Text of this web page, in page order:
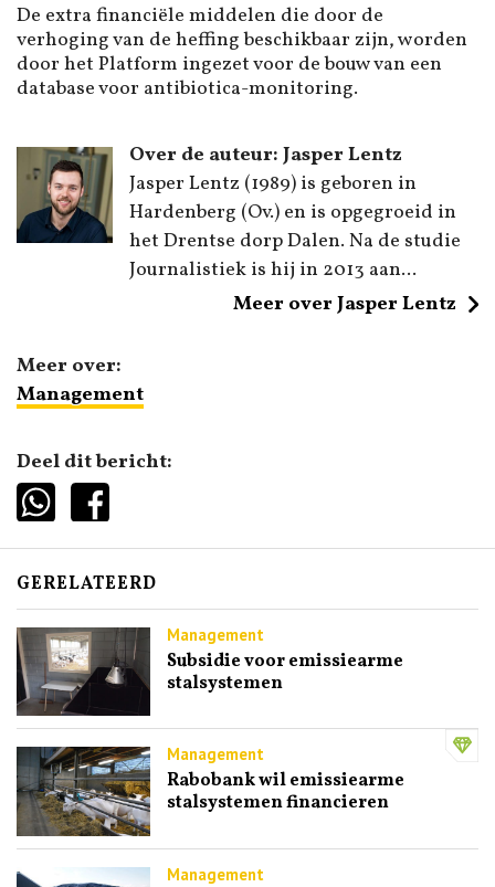
De extra financiële middelen die door de
verhoging van de heffing beschikbaar zijn, worden
door het Platform ingezet voor de bouw van een
database voor antibiotica-monitoring.
Over de auteur: Jasper Lentz
Jasper Lentz (1989) is geboren in
Hardenberg (Ov.) en is opgegroeid in
het Drentse dorp Dalen. Na de studie
Journalistiek is hij in 2013 aan...
Meer over Jasper Lentz
Meer over:
Management
Deel dit bericht:
GERELATEERD
Management
Subsidie voor emissiearme
stalsystemen
Management
Rabobank wil emissiearme
stalsystemen financieren
Management